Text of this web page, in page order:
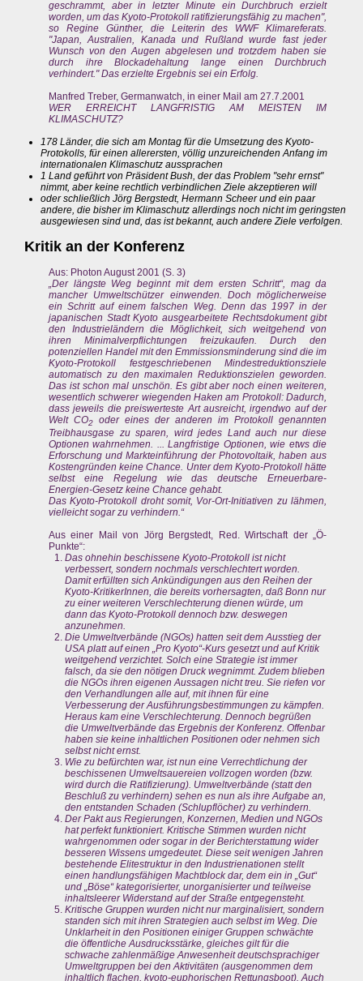
geschrammt, aber in letzter Minute ein Durchbruch erzielt
worden, um das Kyoto-Protokoll ratifizierungsfähig zu machen",
so Regine Günther, die Leiterin des WWF Klimareferats.
"Japan, Australien, Kanada und Rußland wurde fast jeder
Wunsch von den Augen abgelesen und trotzdem haben sie
durch ihre Blockadehaltung lange einen Durchbruch
verhindert." Das erzielte Ergebnis sei ein Erfolg.
Manfred Treber, Germanwatch, in einer Mail am 27.7.2001
WER ERREICHT LANGFRISTIG AM MEISTEN IM
KLIMASCHUTZ?
178 Länder, die sich am Montag für die Umsetzung des Kyoto-
Protokolls, für einen allerersten, völlig unzureichenden Anfang im
internationalen Klimaschutz aussprachen
1 Land geführt von Präsident Bush, der das Problem "sehr ernst"
nimmt, aber keine rechtlich verbindlichen Ziele akzeptieren will
oder schließlich Jörg Bergstedt, Hermann Scheer und ein paar
andere, die bisher im Klimaschutz allerdings noch nicht im geringsten
ausgewiesen sind und, das ist bekannt, auch andere Ziele verfolgen.
Kritik an der Konferenz
Aus: Photon August 2001 (S. 3)
„Der längste Weg beginnt mit dem ersten Schritt“, mag da
mancher Umweltschützer einwenden. Doch möglicherweise
ein Schritt auf einem falschen Weg. Denn das 1997 in der
japanischen Stadt Kyoto ausgearbeitete Rechtsdokument gibt
den Industrieländern die Möglichkeit, sich weitgehend von
ihren Minimalverpflichtungen freizukaufen. Durch den
potenziellen Handel mit den Emmissionsminderung sind die im
Kyoto-Protokoll festgeschriebenen Mindestreduktionsziele
automatisch zu den maximalen Reduktionszielen geworden.
Das ist schon mal unschön. Es gibt aber noch einen weiteren,
wesentlich schwerer wiegenden Haken am Protokoll: Dadurch,
dass jeweils die preiswerteste Art ausreicht, irgendwo auf der
Welt CO2
oder eines der anderen im Protokoll genannten
Treibhausgase zu sparen, wird jedes Land auch nur diese
Optionen wahrnehmen. ... Langfristige Optionen, wie etws die
Erforschung und Markteinführung der Photovoltaik, haben aus
Kostengründen keine Chance. Unter dem Kyoto-Protokoll hätte
selbst eine Regelung wie das deutsche Erneuerbare-
Energien-Gesetz keine Chance gehabt.
Das Kyoto-Protokoll droht somit, Vor-Ort-Initiativen zu lähmen,
vielleicht sogar zu verhindern.“
Aus einer Mail von Jörg Bergstedt, Red. Wirtschaft der „Ö-
Punkte“:
Das ohnehin beschissene Kyoto-Protokoll ist nicht
verbessert, sondern nochmals verschlechtert worden.
Damit erfüllten sich Ankündigungen aus den Reihen der
Kyoto-KritikerInnen, die bereits vorhersagten, daß Bonn nur
zu einer weiteren Verschlechterung dienen würde, um
dann das Kyoto-Protokoll dennoch bzw. deswegen
anzunehmen.
Die Umweltverbände (NGOs) hatten seit dem Ausstieg der
USA platt auf einen „Pro Kyoto“-Kurs gesetzt und auf Kritik
weitgehend verzichtet. Solch eine Strategie ist immer
falsch, da sie den nötigen Druck wegnimmt. Zudem blieben
die NGOs ihren eigenen Aussagen nicht treu. Sie riefen vor
den Verhandlungen alle auf, mit ihnen für eine
Verbesserung der Ausführungsbestimmungen zu kämpfen.
Heraus kam eine Verschlechterung. Dennoch begrüßen
die Umweltverbände das Ergebnis der Konferenz. Offenbar
haben sie keine inhaltlichen Positionen oder nehmen sich
selbst nicht ernst.
Wie zu befürchten war, ist nun eine Verrechtlichung der
beschissenen Umweltsauereien vollzogen worden (bzw.
wird durch die Ratifizierung). Umweltverbände (statt den
Beschluß zu verhindern) sehen es nun als ihre Aufgabe an,
den entstanden Schaden (Schlupflöcher) zu verhindern.
Der Pakt aus Regierungen, Konzernen, Medien und NGOs
hat perfekt funktioniert. Kritische Stimmen wurden nicht
wahrgenommen oder sogar in der Berichterstattung wider
besseren Wissens umgedeutet. Diese seit wenigen Jahren
bestehende Elitestruktur in den Industrienationen stellt
einen handlungsfähigen Machtblock dar, dem ein in „Gut“
und „Böse“ kategorisierter, unorganisierter und teilweise
inhaltsleerer Widerstand auf der Straße entgegensteht.
Kritische Gruppen wurden nicht nur marginalisiert, sondern
standen sich mit ihren Strategien auch selbst im Weg. Die
Unklarheit in den Positionen einiger Gruppen schwächte
die öffentliche Ausdrucksstärke, gleiches gilt für die
schwache zahlenmäßige Anwesenheit deutschsprachiger
Umweltgruppen bei den Aktivitäten (ausgenommen dem
inhaltlich flachen, kyoto-euphorischen Rettungsboot). Auch